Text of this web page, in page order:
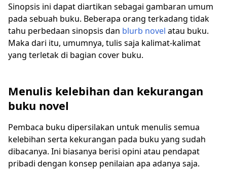
Sinopsis ini dapat diartikan sebagai gambaran umum
pada sebuah buku. Beberapa orang terkadang tidak
tahu perbedaan sinopsis dan blurb novel atau buku.
Maka dari itu, umumnya, tulis saja kalimat-kalimat
yang terletak di bagian cover buku.
Menulis kelebihan dan kekurangan
buku novel
Pembaca buku dipersilakan untuk menulis semua
kelebihan serta kekurangan pada buku yang sudah
dibacanya. Ini biasanya berisi opini atau pendapat
pribadi dengan konsep penilaian apa adanya saja.